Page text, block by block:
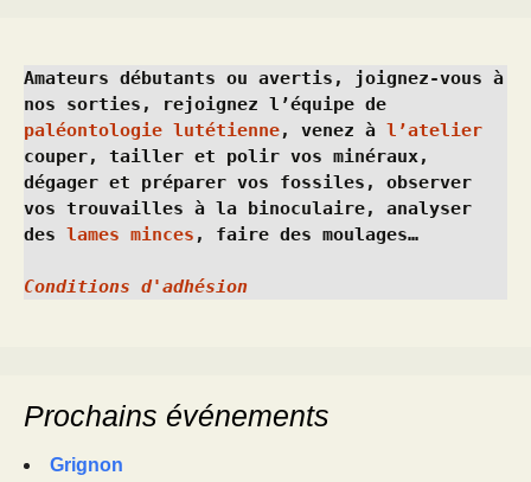
Amateurs débutants ou avertis, joignez-vous à
paléontologie lutétienne, venez à l’atelier
couper, tailler et polir vos minéraux,
dégager et préparer vos fossiles, observer
vos trouvailles à la binoculaire, analyser
des lames minces , faire des moulages…
Conditions d'adhésion
Prochains événements
Grignon